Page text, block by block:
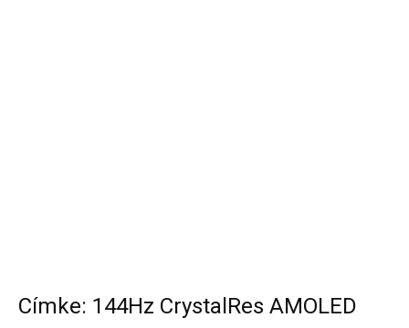
Címke: 144Hz CrystalRes AMOLED